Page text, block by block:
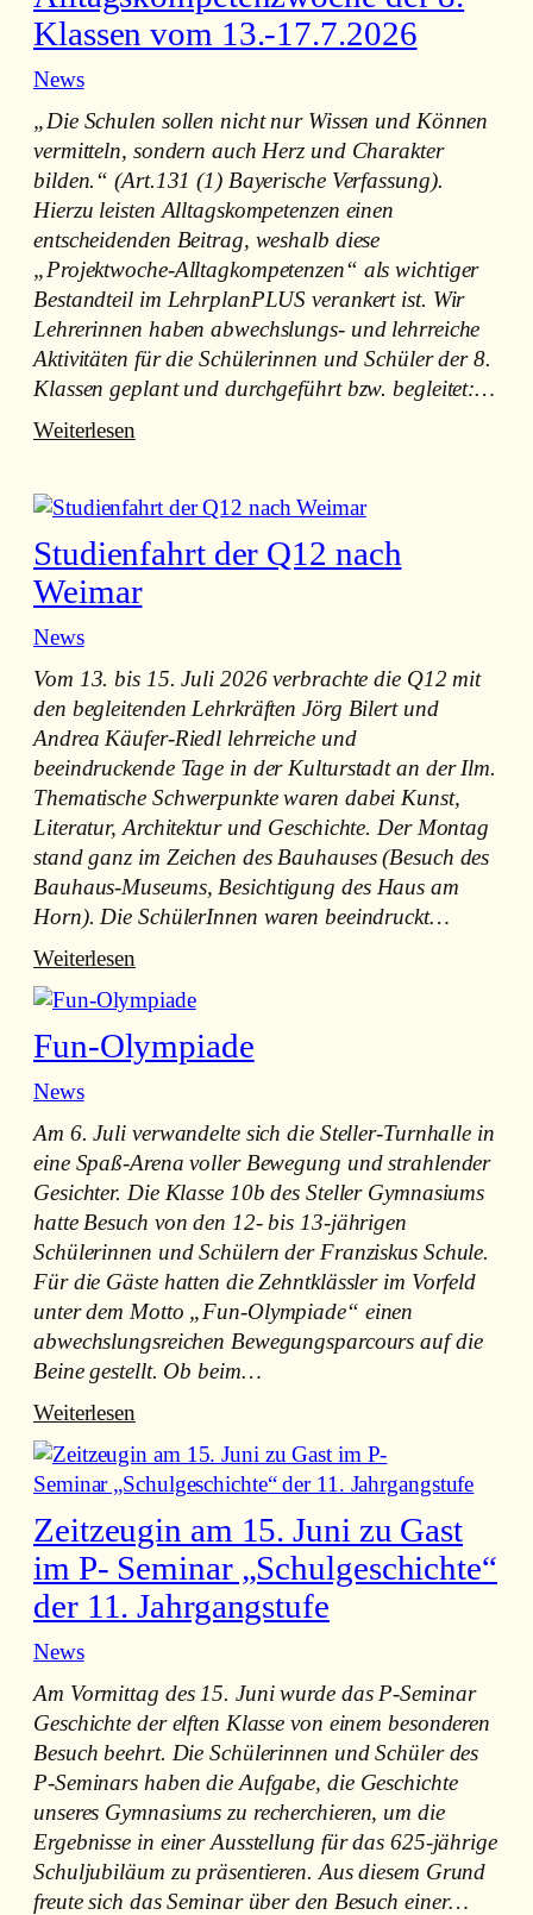
s
e
l
z
u
r
E
u
r
o
p
p
l
t
i
m
S
t
a
r
n
b
e
r
g
r
S
e
und
b
Berlin
vom
13.
bis
17.
Juli
2026
Klassen vom 13.-17.7.2026
News
„Die Schulen sollen nicht nur Wissen und Können
vermitteln, sondern auch Herz und Charakter
bilden.“ (Art.131 (1) Bayerische Verfassung).
Hierzu leisten Alltagskompetenzen einen
entscheidenden Beitrag, weshalb diese
„Projektwoche-Alltagkompetenzen“ als wichtiger
Bestandteil im LehrplanPLUS verankert ist. Wir
Lehrerinnen haben abwechslungs- und lehrreiche
Aktivitäten für die Schülerinnen und Schüler der 8.
Klassen geplant und durchgeführt bzw. begleitet:…
Weiterlesen:
8.
Klassen
13.-17.7.2026
Studienfahrt der Q12 nach
Weimar
News
Vom 13. bis 15. Juli 2026 verbrachte die Q12 mit
den begleitenden Lehrkräften Jörg Bilert und
Andrea Käufer-Riedl lehrreiche und
beeindruckende Tage in der Kulturstadt an der Ilm.
Thematische Schwerpunkte waren dabei Kunst,
Literatur, Architektur und Geschichte. Der Montag
stand ganz im Zeichen des Bauhauses (Besuch des
Bauhaus-Museums, Besichtigung des Haus am
Horn). Die SchülerInnen waren beeindruckt…
Weiterlesen:
Studienfahrt
der
Q12
Fun-Olympiade
News
Am 6. Juli verwandelte sich die Steller-Turnhalle in
eine Spaß-Arena voller Bewegung und strahlender
Gesichter. Die Klasse 10b des Steller Gymnasiums
hatte Besuch von den 12- bis 13-jährigen
Schülerinnen und Schülern der Franziskus Schule.
Für die Gäste hatten die Zehntklässler im Vorfeld
unter dem Motto „Fun-Olympiade“ einen
abwechslungsreichen Bewegungsparcours auf die
Beine gestellt. Ob beim…
Weiterlesen:
Fun-
Olympiade
Zeitzeugin am 15. Juni zu Gast
im P- Seminar „Schulgeschichte“
der 11. Jahrgangstufe
News
Am Vormittag des 15. Juni wurde das P-Seminar
Geschichte der elften Klasse von einem besonderen
Besuch beehrt. Die Schülerinnen und Schüler des
P-Seminars haben die Aufgabe, die Geschichte
unseres Gymnasiums zu recherchieren, um die
Ergebnisse in einer Ausstellung für das 625-jährige
Schuljubiläum zu präsentieren. Aus diesem Grund
freute sich das Seminar über den Besuch einer…